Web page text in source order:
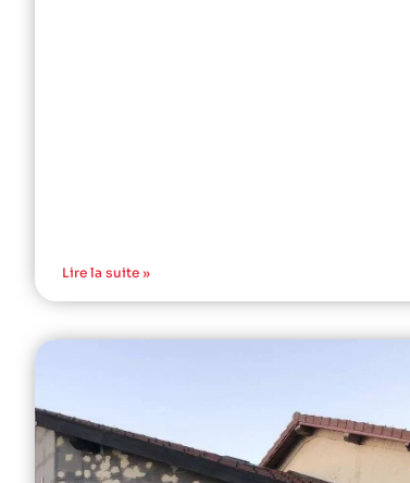
Lire la suite »